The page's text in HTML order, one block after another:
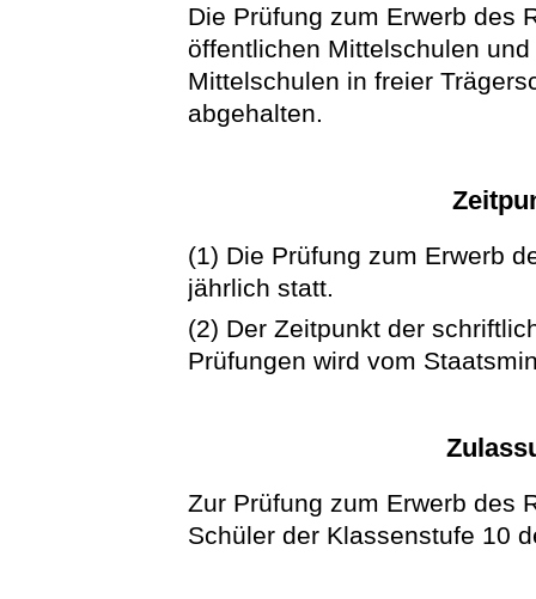
Die Prüfung zum Erwerb des
öffentlichen Mittelschulen
Mittelschulen in freier
abgehalten.
(1) Die Prüfung zum Erwerb
jährlich statt.
(2) Der Zeitpunkt der
Prüfungen wird vom
Zur Prüfung zum Erwerb des
Schüler der Klassenstufe 10